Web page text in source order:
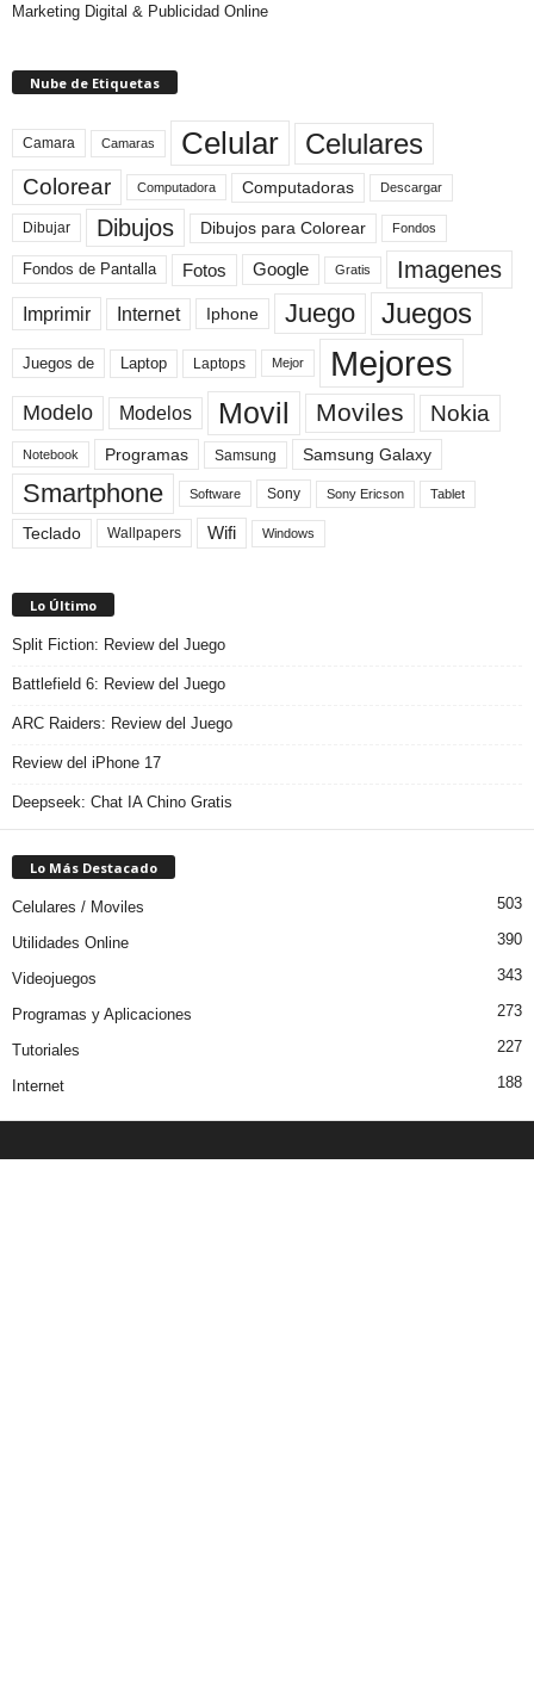
Marketing Digital & Publicidad Online
Nube de Etiquetas
Camara Camaras Celular Celulares
Colorear Computadora Computadoras Descargar
Dibujar Dibujos Dibujos para Colorear Fondos
Fondos de Pantalla Fotos Google Gratis Imagenes
Imprimir Internet Iphone Juego Juegos
Juegos de Laptop Laptops Mejor Mejores
Modelo Modelos Movil Moviles Nokia
Notebook Programas Samsung Samsung Galaxy
Smartphone Software Sony Sony Ericson Tablet
Teclado Wallpapers Wifi Windows
Lo Último
Split Fiction: Review del Juego
Battlefield 6: Review del Juego
ARC Raiders: Review del Juego
Review del iPhone 17
Deepseek: Chat IA Chino Gratis
Lo Más Destacado
Celulares / Moviles 503
Utilidades Online 390
Videojuegos 343
Programas y Aplicaciones 273
Tutoriales 227
Internet 188